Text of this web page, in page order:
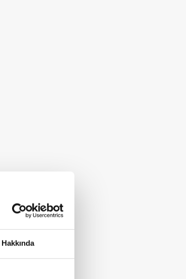
Hakkında